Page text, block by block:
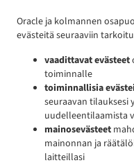
Oracle ja kolmannen
evästeitä seuraaviin
vaadittavat evästeet
toiminnalle
toiminnallisia
seuraavan tilauksesi
uudelleentilaamista
mainosevästeet
mainonnan ja
laitteillasi
Laajasuontie 8, 00320
Linkit
Ruokalista
Erikoistarjouksia
Ennakkotilaus
Yhteydenotto